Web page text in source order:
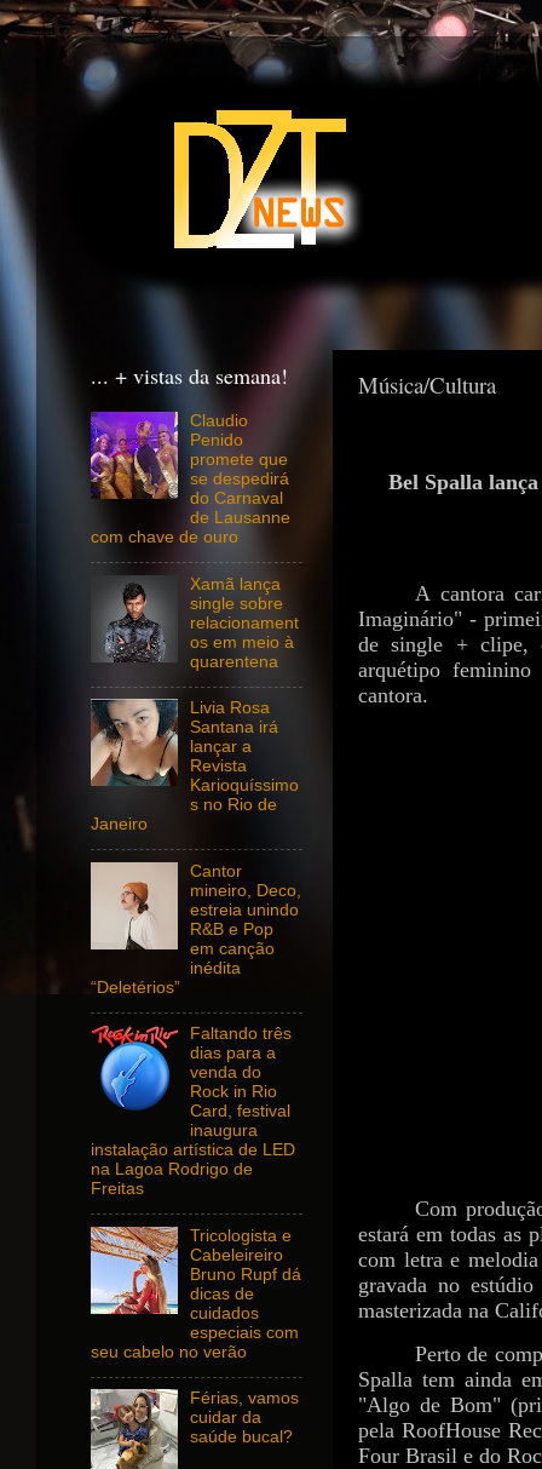
Música/Cultura
Bel Spalla
A cantora
Imaginário" -
de single + clipe,
arquétipo
cantora.
Com
estará em todas as
com letra e
gravada no
masterizada na
Perto de
Spalla tem ainda
"Algo de Bom"
pela RoofHouse
Four Brasil e do
... + vistas da semana!
Claudio
Penido
promete que
se despedirá
do Carnaval
de Lausanne
com chave de ouro
Xamã lança
single sobre
relacionament
os em meio à
quarentena
Livia Rosa
Santana irá
lançar a
Revista
Karioquíssimo
s no Rio de
Janeiro
Cantor
mineiro, Deco,
estreia unindo
R&B e Pop
em canção
inédita
“Deletérios”
Faltando três
dias para a
venda do
Rock in Rio
Card, festival
inaugura
instalação artística de LED
na Lagoa Rodrigo de
Freitas
Tricologista e
Cabeleireiro
Bruno Rupf dá
dicas de
cuidados
especiais com
seu cabelo no verão
Férias, vamos
cuidar da
saúde bucal?